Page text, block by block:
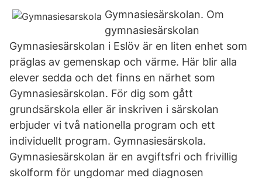
Gymnasiesärskolan. Om
gymnasiesärskolan
Gymnasiesärskolan i Eslöv är en liten enhet som
präglas av gemenskap och värme. Här blir alla
elever sedda och det finns en närhet som
Gymnasiesärskolan. För dig som gått
grundsärskola eller är inskriven i särskolan
erbjuder vi två nationella program och ett
individuellt program. Gymnasiesärskola.
Gymnasiesärskolan är en avgiftsfri och frivillig
skolform för ungdomar med diagnosen